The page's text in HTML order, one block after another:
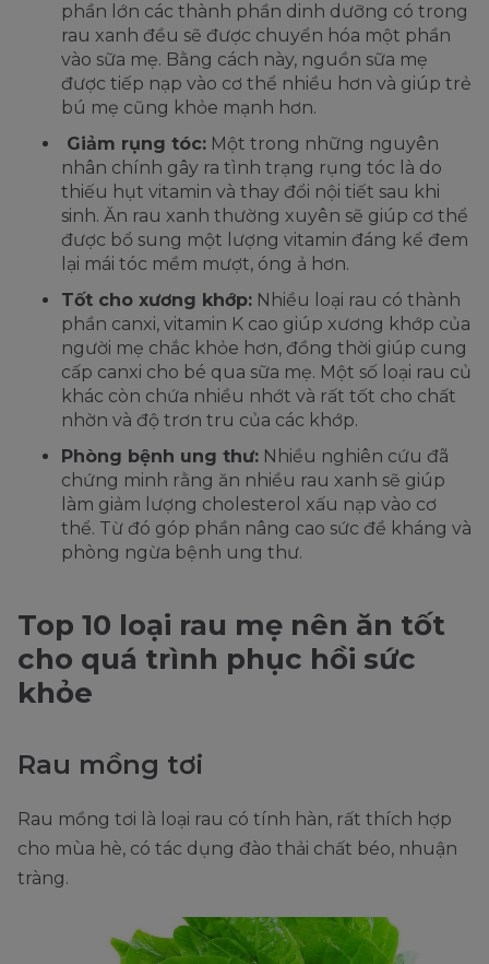
phần lớn các thành phần dinh dưỡng có trong
rau xanh đều sẽ được chuyển hóa một phần
vào sữa mẹ. Bằng cách này, nguồn sữa mẹ
được tiếp nạp vào cơ thể nhiều hơn và giúp trẻ
bú mẹ cũng khỏe mạnh hơn.
Giảm rụng tóc: Một trong những nguyên
nhân chính gây ra tình trạng rụng tóc là do
thiếu hụt vitamin và thay đổi nội tiết sau khi
sinh. Ăn rau xanh thường xuyên sẽ giúp cơ thể
được bổ sung một lượng vitamin đáng kể đem
lại mái tóc mềm mượt, óng ả hơn.
Tốt cho xương khớp: Nhiều loại rau có thành
phần canxi, vitamin K cao giúp xương khớp của
người mẹ chắc khỏe hơn, đồng thời giúp cung
cấp canxi cho bé qua sữa mẹ. Một số loại rau củ
khác còn chứa nhiều nhớt và rất tốt cho chất
nhờn và độ trơn tru của các khớp.
Phòng bệnh ung thư: Nhiều nghiên cứu đã
chứng minh rằng ăn nhiều rau xanh sẽ giúp
làm giảm lượng cholesterol xấu nạp vào cơ
thể. Từ đó góp phần nâng cao sức đề kháng và
phòng ngừa bệnh ung thư.
Top 10 loại rau mẹ nên ăn tốt
cho quá trình phục hồi sức
khỏe
Rau mồng tơi
Rau mồng tơi là loại rau có tính hàn, rất thích hợp
cho mùa hè, có tác dụng đào thải chất béo, nhuận
tràng.